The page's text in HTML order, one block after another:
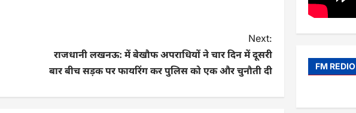
Next:
राजधानी लखनऊ: में बेखौफ अपराधियों ने चार दिन में दूसरी
बार बीच सड़क पर फायरिंग कर पुलिस को एक और चुनौती दी
FM REDIO